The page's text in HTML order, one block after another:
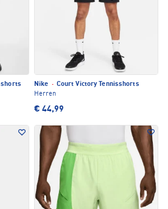
Nike · Court Victory Tennisshorts
Herren
€ 44,99